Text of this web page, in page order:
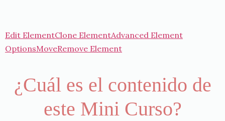
Edit ElementClone ElementAdvanced Element
OptionsMoveRemove Element
¿Cuál es el contenido de
este Mini Curso?